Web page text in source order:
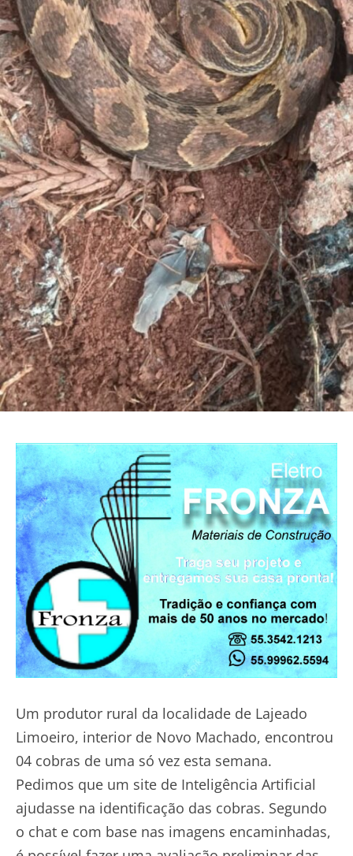
Um produtor rural da localidade de Lajeado
Limoeiro, interior de Novo Machado, encontrou
04 cobras de uma só vez esta semana.
Pedimos que um site de Inteligência Artificial
ajudasse na identificação das cobras. Segundo
o chat e com base nas imagens encaminhadas,